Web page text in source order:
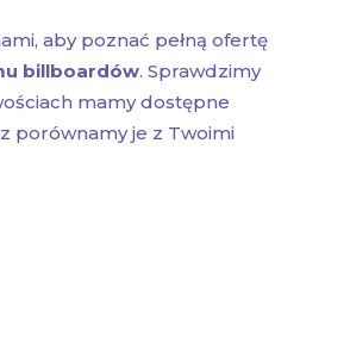
aby poznać pełną ofertę
billboardów. Sprawdzimy
mamy dostępne
porównamy je z Twoimi